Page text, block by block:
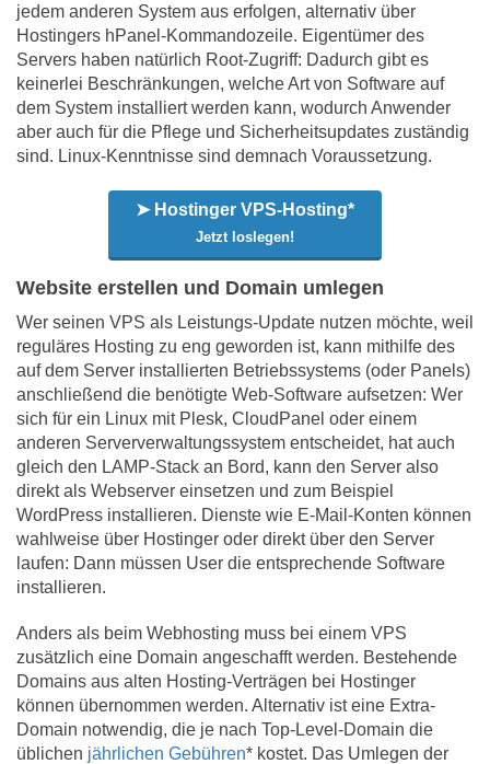
jedem anderen System aus erfolgen, alternativ über
Hostingers hPanel-Kommandozeile. Eigentümer des
Servers haben natürlich Root-Zugriff: Dadurch gibt es
keinerlei Beschränkungen, welche Art von Software auf
dem System installiert werden kann, wodurch Anwender
aber auch für die Pflege und Sicherheitsupdates zuständig
sind. Linux-Kenntnisse sind demnach Voraussetzung.
➤ Hostinger VPS-Hosting*
Jetzt loslegen!
Website erstellen und Domain umlegen
Wer seinen VPS als Leistungs-Update nutzen möchte, weil
reguläres Hosting zu eng geworden ist, kann mithilfe des
auf dem Server installierten Betriebssystems (oder Panels)
anschließend die benötigte Web-Software aufsetzen: Wer
sich für ein Linux mit Plesk, CloudPanel oder einem
anderen Serververwaltungssystem entscheidet, hat auch
gleich den LAMP-Stack an Bord, kann den Server also
direkt als Webserver einsetzen und zum Beispiel
WordPress installieren. Dienste wie E-Mail-Konten können
wahlweise über Hostinger oder direkt über den Server
laufen: Dann müssen User die entsprechende Software
installieren.
Anders als beim Webhosting muss bei einem VPS
zusätzlich eine Domain angeschafft werden. Bestehende
Domains aus alten Hosting-Verträgen bei Hostinger
können übernommen werden. Alternativ ist eine Extra-
Domain notwendig, die je nach Top-Level-Domain die
üblichen jährlichen Gebühren* kostet. Das Umlegen der